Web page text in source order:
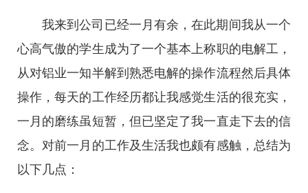
我来到公司已经一月有余，在此期间我从一个
心高气傲的学生成为了一个基本上称职的电解工，
从对铝业一知半解到熟悉电解的操作流程然后具体
操作，每天的工作经历都让我感觉生活的很充实，
一月的磨练虽短暂，但已坚定了我一直走下去的信
念。对前一月的工作及生活我也颇有感触，总结为
以下几点：